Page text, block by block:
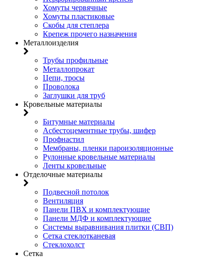
Хомуты червячные
Хомуты пластиковые
Скобы для степлера
Крепеж прочего назначения
Металлоизделия
Трубы профильные
Металлопрокат
Цепи, тросы
Проволока
Заглушки для труб
Кровельные материалы
Битумные материалы
Асбестоцементные трубы, шифер
Профнастил
Мембраны, пленки пароизоляционные
Рулонные кровельные материалы
Ленты кровельные
Отделочные материалы
Подвесной потолок
Вентиляция
Панели ПВХ и комплектующие
Панели МДФ и комплектующие
Системы выравнивания плитки (СВП)
Сетка стеклотканевая
Стеклохолст
Сетка